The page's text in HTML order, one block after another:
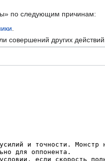
по следующим причинам:
совершений других действий.